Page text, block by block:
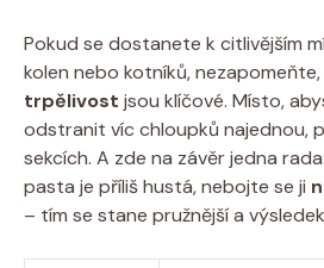
Pokud se dostanete k citlivějším
kolen nebo kotníků, nezapomeňte,
trpělivost jsou klíčové. Místo,
odstranit víc chloupků najednou,
sekcích. A zde na závěr jedna
pasta je příliš hustá, nebojte se ji
– tím se stane pružnější a